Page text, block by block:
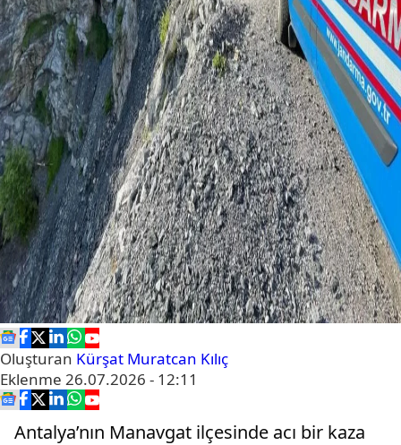
Oluşturan Kürşat Muratcan Kılıç
Eklenme 26.07.2026 - 12:11
Antalya’nın Manavgat ilçesinde acı bir kaza